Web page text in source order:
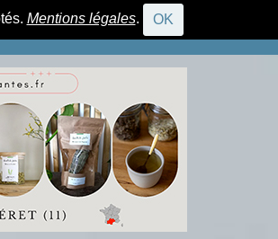
Mentions légales. OK
CONNEXION